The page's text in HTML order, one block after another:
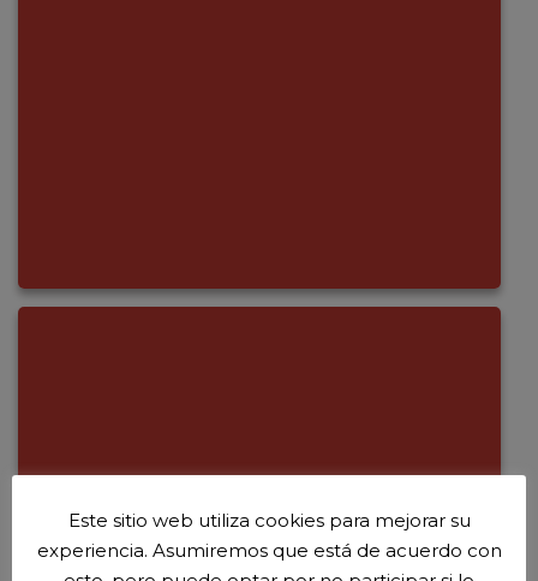
Este sitio web utiliza cookies para mejorar su
experiencia. Asumiremos que está de acuerdo con